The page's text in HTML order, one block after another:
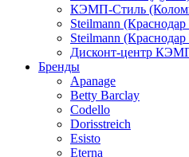
КЭМП-Стиль
Steilmann
Steilmann
Дисконт-центр
Бренды
Apanage
Betty Barclay
Codello
Dorisstreich
Esisto
Eterna